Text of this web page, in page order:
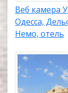
Веб камера
Одесса,
Немо, отель